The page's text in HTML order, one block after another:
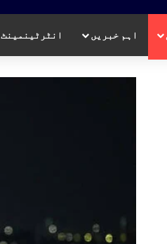
اہم خبریں انٹرٹینمینٹ